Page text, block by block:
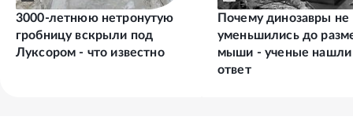
3000-летнюю нетронутую
гробницу вскрыли под
Луксором - что известно
Почему динозавры не
уменьшились до
мыши - ученые нашли
ответ